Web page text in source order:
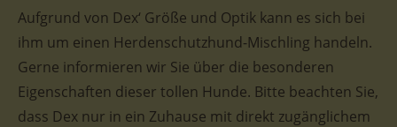
Aufgrund von Dex‘ Größe und Optik kann es sich bei
ihm um einen Herdenschutzhund-Mischling handeln.
Gerne informieren wir Sie über die besonderen
Eigenschaften dieser tollen Hunde. Bitte beachten Sie,
dass Dex nur in ein Zuhause mit direkt zugänglichem